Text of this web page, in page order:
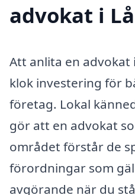
advokat i
Att anlita en advokat
klok investering för
företag. Lokal
gör att en advokat
området förstår de
förordningar som
avgörande när du